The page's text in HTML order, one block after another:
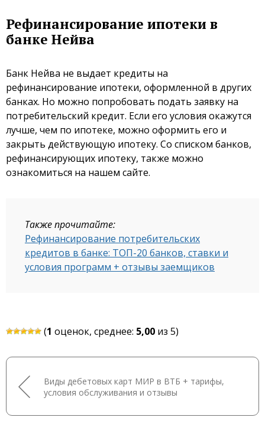
Рефинансирование ипотеки в
банке Нейва
Банк Нейва не выдает кредиты на
рефинансирование ипотеки, оформленной в других
банках. Но можно попробовать подать заявку на
потребительский кредит. Если его условия окажутся
лучше, чем по ипотеке, можно оформить его и
закрыть действующую ипотеку. Со списком банков,
рефинансирующих ипотеку, также можно
ознакомиться на нашем сайте.
Также прочитайте:
Рефинансирование потребительских
кредитов в банке: ТОП-20 банков, ставки и
условия программ + отзывы заемщиков
(1 оценок, среднее: 5,00 из 5)
Виды дебетовых карт МИР в ВТБ + тарифы,
условия обслуживания и отзывы